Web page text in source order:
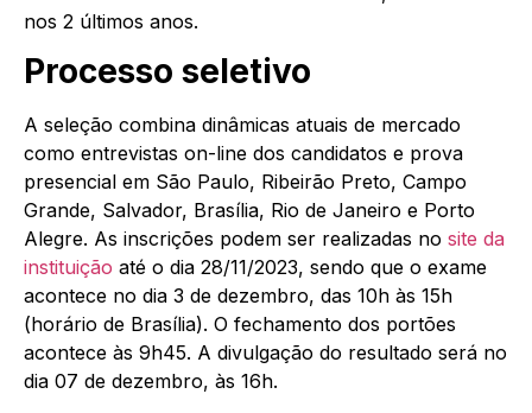
nos 2 últimos anos.
Processo seletivo
A seleção combina dinâmicas atuais de mercado
como entrevistas on-line dos candidatos e prova
presencial em São Paulo, Ribeirão Preto, Campo
Grande, Salvador, Brasília, Rio de Janeiro e Porto
Alegre. As inscrições podem ser realizadas no site da
instituição até o dia 28/11/2023, sendo que o exame
acontece no dia 3 de dezembro, das 10h às 15h
(horário de Brasília). O fechamento dos portões
acontece às 9h45. A divulgação do resultado será no
dia 07 de dezembro, às 16h.